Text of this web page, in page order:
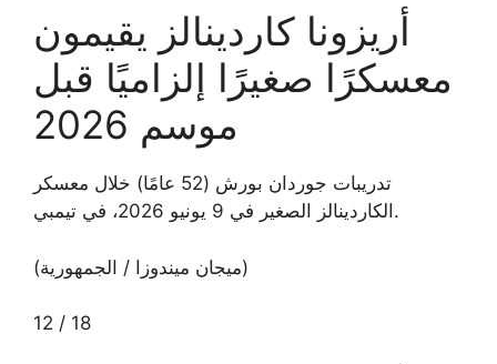
أريزونا كاردينالز يقيمون
معسكرًا صغيرًا إلزاميًا قبل
موسم 2026
تدريبات جوردان بورش (52 عامًا) خلال معسكر
الكاردينالز الصغير في 9 يونيو 2026، في تيمبي.
(ميجان ميندوزا / الجمهورية)
12 / 18